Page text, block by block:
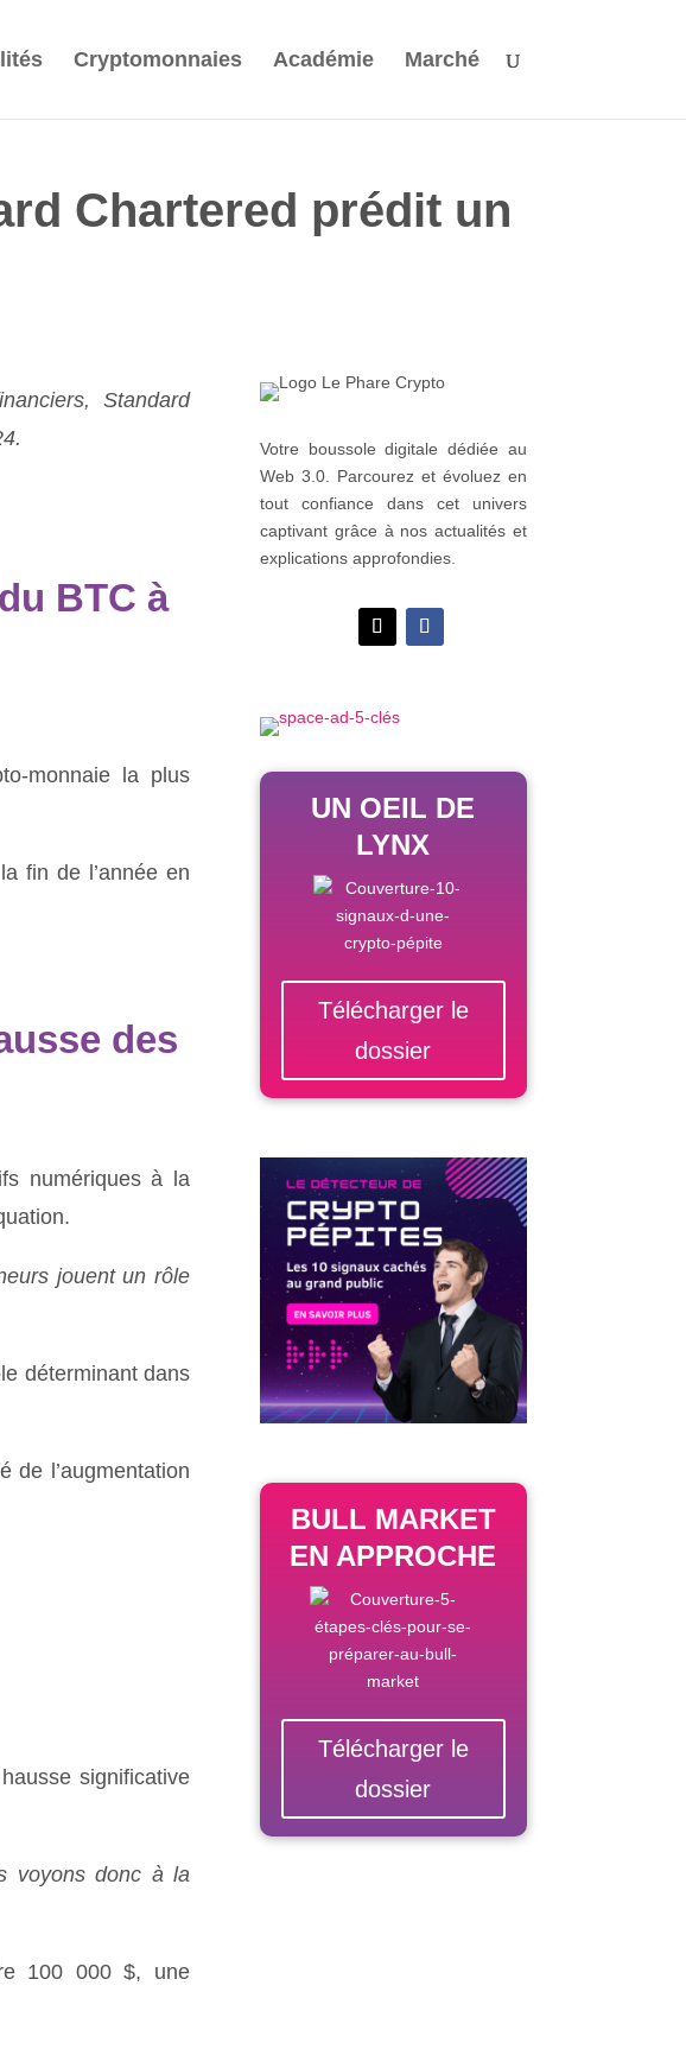
Cryptomonnaies Académie Marché
Chartered prédit un
Standard
BTC à
monnaie la plus
fin de l’année en
des
numériques à la
jouent un rôle
déterminant dans
de l’augmentation
significative
voyons donc à la
100 000 $, une
Votre boussole digitale dédiée au
Web 3.0. Parcourez et évoluez en
tout confiance dans cet univers
captivant grâce à nos actualités et
explications approfondies.
UN OEIL DE
LYNX
Télécharger le
dossier
BULL MARKET
EN APPROCHE
Télécharger le
dossier